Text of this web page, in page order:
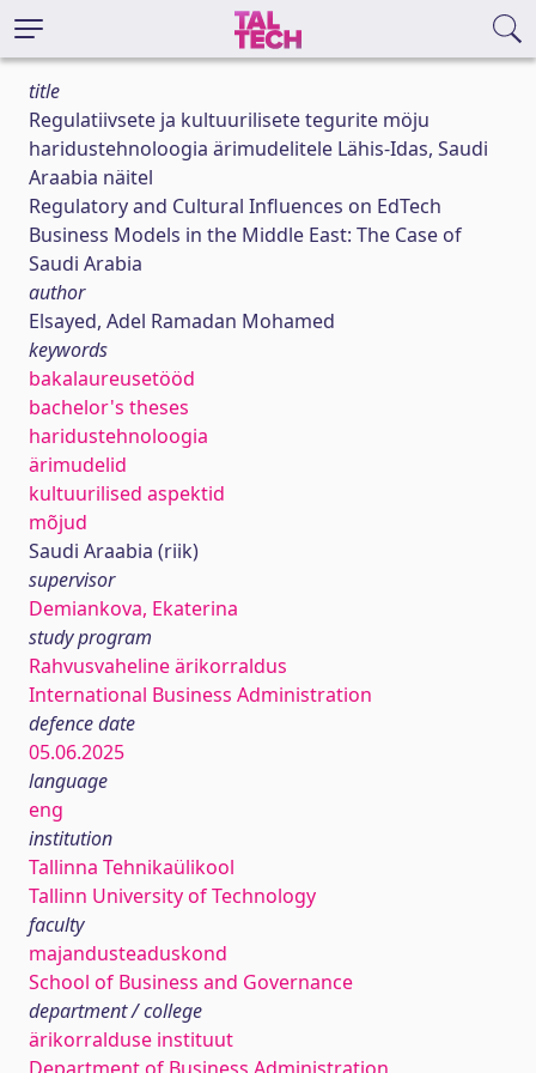
title
Regulatiivsete ja kultuurilisete tegurite möju
haridustehnoloogia ärimudelitele Lähis-Idas, Saudi
Araabia näitel
Regulatory and Cultural Influences on EdTech
Business Models in the Middle East: The Case of
Saudi Arabia
author
Elsayed, Adel Ramadan Mohamed
keywords
bakalaureusetööd
bachelor's theses
haridustehnoloogia
ärimudelid
kultuurilised aspektid
mõjud
Saudi Araabia (riik)
supervisor
Demiankova, Ekaterina
study program
Rahvusvaheline ärikorraldus
International Business Administration
defence date
05.06.2025
language
eng
institution
Tallinna Tehnikaülikool
Tallinn University of Technology
faculty
majandusteaduskond
School of Business and Governance
department / college
ärikorralduse instituut